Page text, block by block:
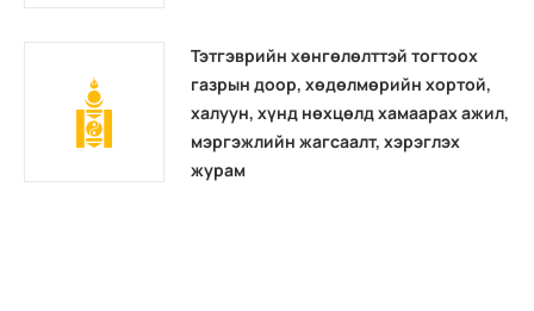
Тэтгэврийн хөнгөлөлттэй тогтоох
газрын доор, хөдөлмөрийн хортой,
халуун, хүнд нөхцөлд хамаарах ажил,
мэргэжлийн жагсаалт, хэрэглэх
журам